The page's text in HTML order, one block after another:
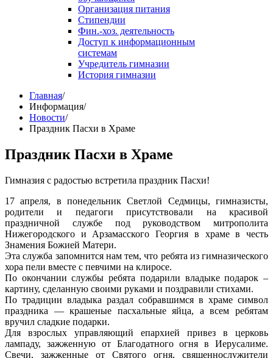
Организация питания
Стипендии
Фин.-хоз. деятельность
Доступ к информационным
системам
Учредитель гимназии
История гимназии
Главная/
Информация/
Новости/
Праздник Пасхи в Храме
Праздник Пасхи в Храме
Гимназия с радостью встретила праздник Пасхи!
17 апреля, в понедельник Светлой Седмицы, гимназисты,
родители и педагоги присутствовали на красивой
праздничной службе под руководством митрополита
Нижегородского и Арзамасского Георгия в храме в честь
Знамения Божией Матери.
Эта служба запомнится нам тем, что ребята из гимназического
хора пели вместе с певчими на клиросе.
По окончании службы ребята подарили владыке подарок –
картину, сделанную своими руками и поздравили стихами.
По традиции владыка раздал собравшимся в храме символ
праздника — крашеные пасхальные яйца, а всем ребятам
вручил сладкие подарки.
Для взрослых управляющий епархией привез в церковь
лампаду, зажженную от Благодатного огня в Иерусалиме.
Свечи, зажженные от Святого огня, священнослужители